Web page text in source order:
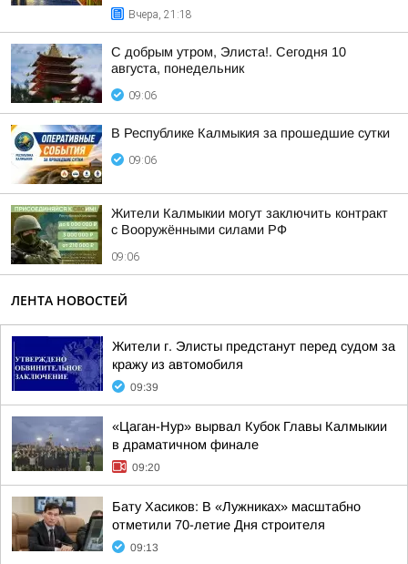
Вчера, 21:18
С добрым утром, Элиста!. Сегодня 10
августа, понедельник
09:06
В Республике Калмыкия за прошедшие сутки
09:06
Жители Калмыкии могут заключить контракт
с Вооружёнными силами РФ
09:06
ЛЕНТА НОВОСТЕЙ
Жители г. Элисты предстанут перед судом за
кражу из автомобиля
09:39
«Цаган-Нур» вырвал Кубок Главы Калмыкии
в драматичном финале
09:20
Бату Хасиков: В «Лужниках» масштабно
отметили 70-летие Дня строителя
09:13